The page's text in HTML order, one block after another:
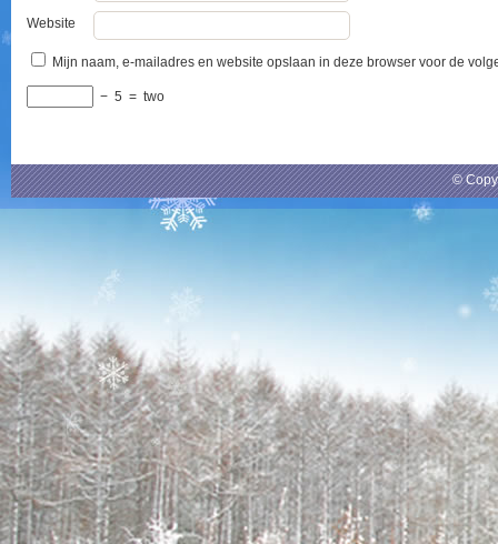
Website
Mijn naam, e-mailadres en website opslaan in deze browser voor de
− 5 = two
©